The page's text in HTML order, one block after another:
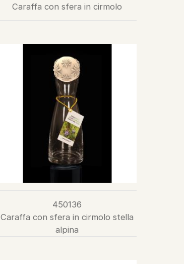
Caraffa con sfera in cirmolo
450136
Caraffa con sfera in cirmolo stella
alpina